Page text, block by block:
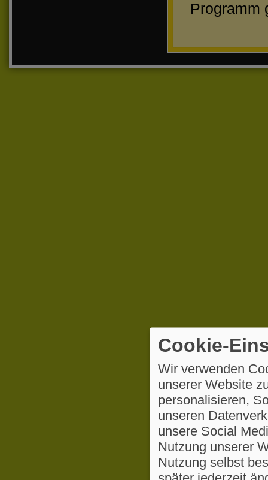
Programm
Cookie-
Wir verwenden
unserer Website
personalisieren,
unseren
unsere Social
Nutzung unserer
Nutzung selbst